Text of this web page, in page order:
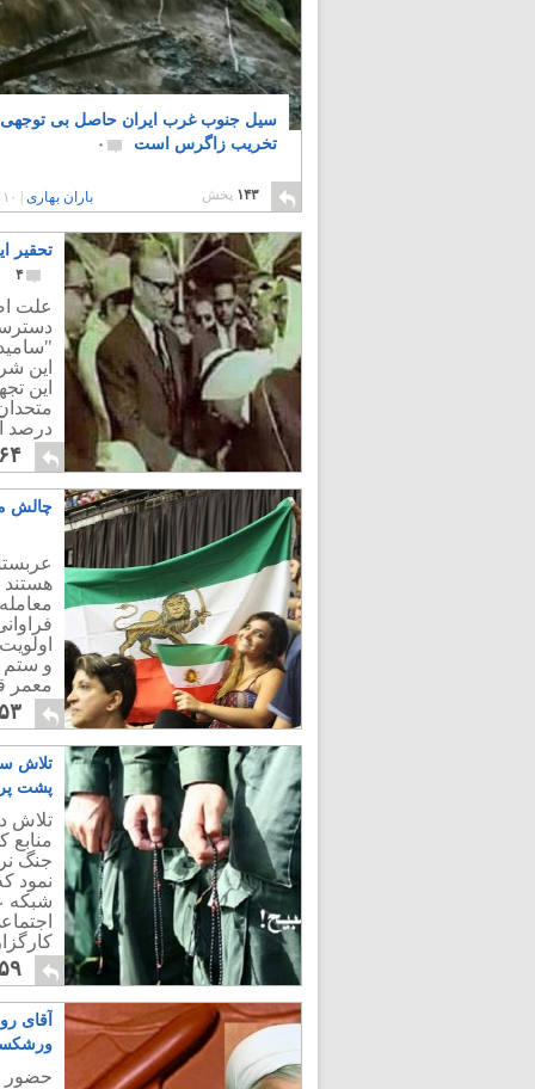
سیل جنوب غرب ایران حاصل بی توجهی
تخریب زاگرس است
۰
۱۴۳ پخش باران بهاری ۱۰ سال پیش
تحقیر
۴
علت
این
درصد
چالش
هستند
و ستم
معمر
تلاش
پشت
تلاش
منابع
جنگ
نمود
شبکه
آقای